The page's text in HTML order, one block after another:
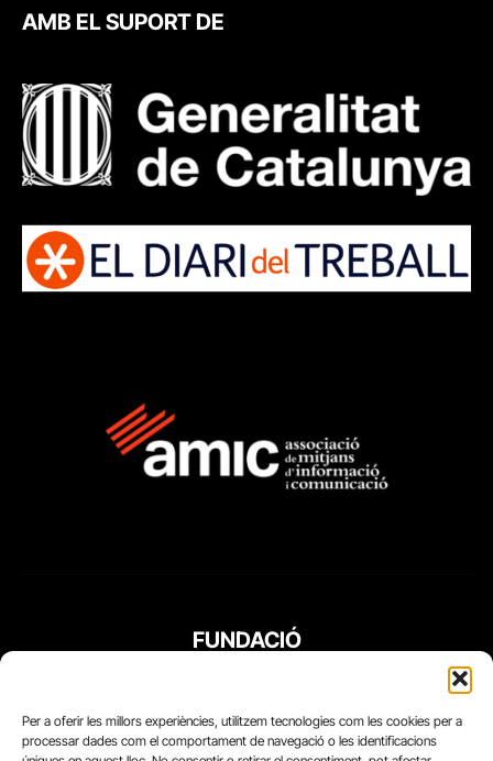
Per a oferir les millors experiències, utilitzem tecnologies com les cookies per a
processar dades com el comportament de navegació o les identificacions
AMB EL SUPORT DE
FUNDACIÓ